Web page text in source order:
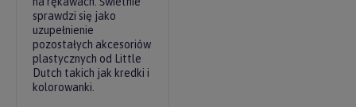
sprawdzi się jako
uzupełnienie
pozostałych akcesoriów
plastycznych od Little
Dutch takich jak kredki i
kolorowanki.